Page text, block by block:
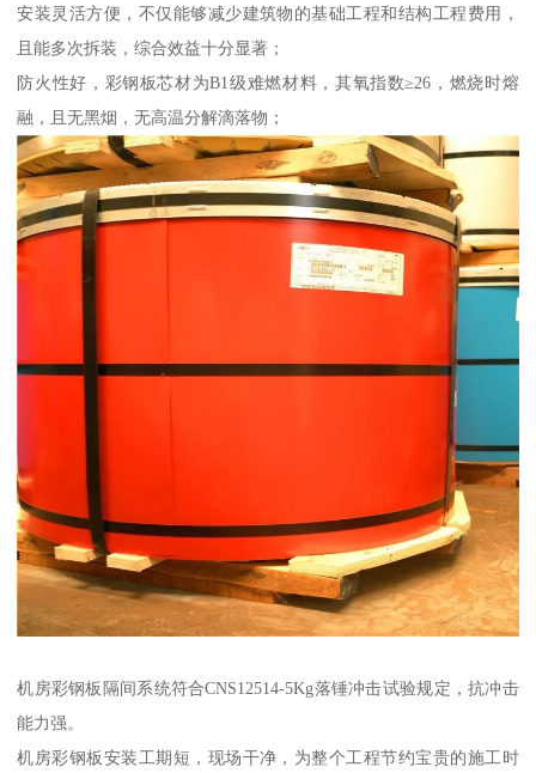
安装灵活方便，不仅能够减少建筑物的基础工程和结构工程费用，
且能多次拆装，综合效益十分显著；
防火性好，彩钢板芯材为B1级难燃材料，其氧指数≥26，燃烧时熔
融，且无黑烟，无高温分解滴落物；
机房彩钢板隔间系统符合CNS12514-5Kg落锤冲击试验规定，抗冲击
能力强。
机房彩钢板安装工期短，现场干净，为整个工程节约宝贵的施工时